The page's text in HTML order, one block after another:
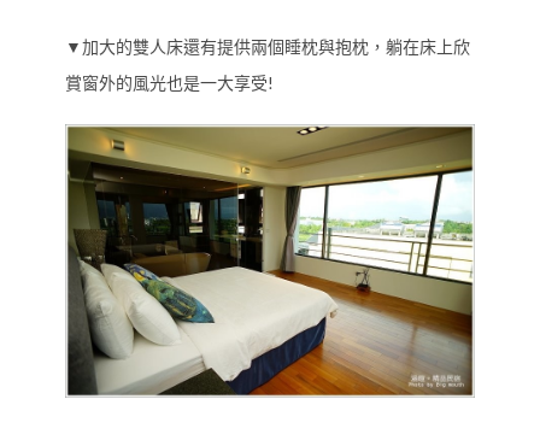
▼加大的雙人床還有提供兩個睡枕與抱枕，躺在床上欣
賞窗外的風光也是一大享受!